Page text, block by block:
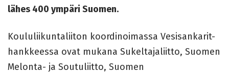
lähes 400 ympäri Suomen.
Koululiikuntaliiton koordinoimassa Vesisankarit-
hankkeessa ovat mukana Sukeltajaliitto, Suomen
Melonta- ja Soutuliitto, Suomen